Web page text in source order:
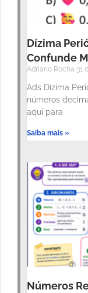
Dízima
Confunde
Adriano Rocha 31
Ads Dízima
números
aqui para
Saiba mais »
Números